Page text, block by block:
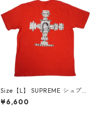
Size【L】 SUPREME シュプリ
ーム 25FW Dash Snow Tee R
ed Tシャツ 赤 【中古品-良
¥6,600